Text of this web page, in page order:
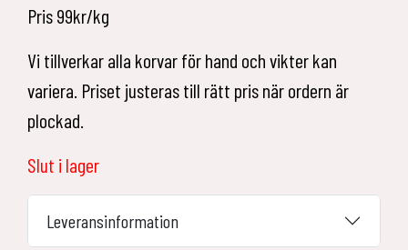
Pris 99kr/kg
Vi tillverkar alla korvar för hand och vikter kan
variera. Priset justeras till rätt pris när ordern är
plockad.
Slut i lager
Leveransinformation